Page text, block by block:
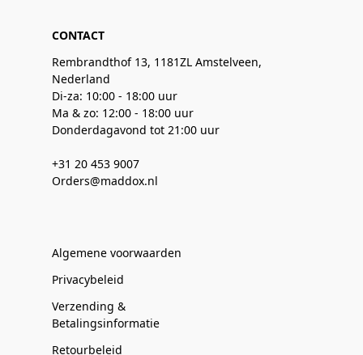
CONTACT
Rembrandthof 13, 1181ZL Amstelveen,
Nederland
Di-za: 10:00 - 18:00 uur
Ma & zo: 12:00 - 18:00 uur
Donderdagavond tot 21:00 uur
+31 20 453 9007
Orders@maddox.nl
Algemene voorwaarden
Privacybeleid
Verzending &
Betalingsinformatie
Retourbeleid